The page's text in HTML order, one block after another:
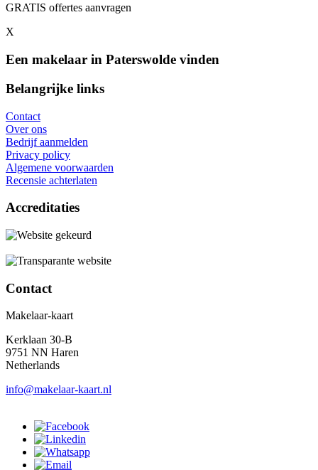
GRATIS offertes aanvragen
X
Een makelaar in Paterswolde vinden
Belangrijke links
Contact
Over ons
Bedrijf aanmelden
Privacy policy
Algemene voorwaarden
Recensie achterlaten
Accreditaties
Contact
Makelaar-kaart
Kerklaan 30-B
9751 NN Haren
Netherlands
info@makelaar-kaart.nl